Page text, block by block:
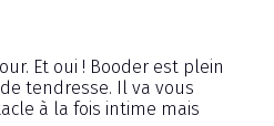
Et oui ! Booder est plein
tendresse. Il va vous
à la fois intime mais